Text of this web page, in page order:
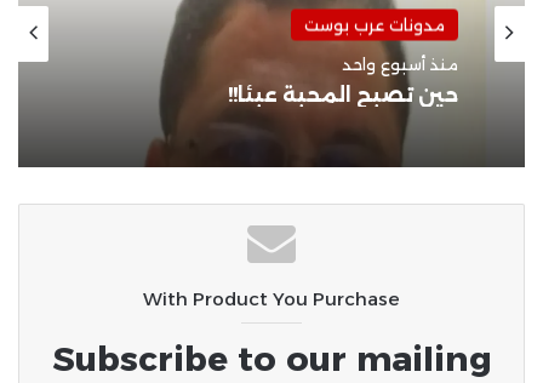
مدونات عرب بوست
منذ أسبوع واحد
حين تصبح المحبة عبئًا!!
مدونات عرب بوست
منذ أسبوعين
حين غاب الأب!!
With Product You Purchase
Subscribe to our mailing